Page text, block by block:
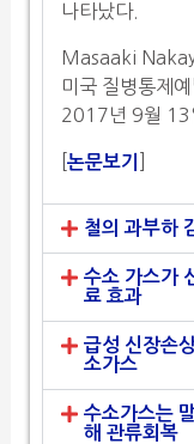
나타났다.
Masaaki
미국 질병통제
2017년 9월 13
논문보기
철의 과부하
수소 가스가
료 효과
급성 신장손
소가스
수소가스는
해 관류회복